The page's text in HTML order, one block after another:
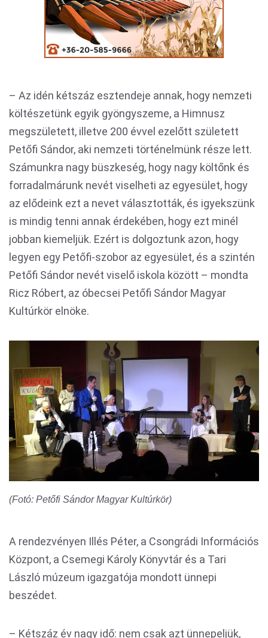
– Az idén kétszáz esztendeje annak, hogy nemzeti
költészetünk egyik gyöngyszeme, a Himnusz
megszületett, illetve 200 évvel ezelőtt született
Petőfi Sándor, aki nemzeti történelmünk része lett.
Számunkra nagy büszkeség, hogy nagy költőnk és
forradalmárunk nevét viselheti az egyesület, hogy
az elődeink ezt a nevet választották, és igyekszünk
is mindig tenni annak érdekében, hogy ezt minél
jobban kiemeljük. Ezért is dolgoztunk azon, hogy
legyen egy Petőfi-szobor az egyesület, és a szintén
Petőfi Sándor nevét viselő iskola között – mondta
Ricz Róbert, az óbecsei Petőfi Sándor Magyar
Kultúrkör elnöke.
(Fotó: Petőfi Sándor Magyar Kultúrkör)
A rendezvényen Illés Péter, a Csongrádi Információs
Központ, a Csemegi Károly Könyvtár és a Tari
László múzeum igazgatója mondott ünnepi
beszédet.
– Kétszáz év nagy idő: nem csak azt ünnepeljük,